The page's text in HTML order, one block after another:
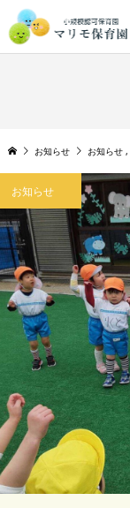
お知らせ お知らせ ,
お知らせ